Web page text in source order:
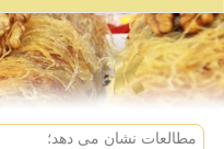
مطالعات نشان می دهد؛